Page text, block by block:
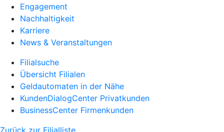
Engagement
Nachhaltigkeit
Karriere
News & Veranstaltungen
Filialsuche
Übersicht Filialen
Geldautomaten in der Nähe
KundenDialogCenter Privatkunden
BusinessCenter Firmenkunden
Zurück zur Filialliste